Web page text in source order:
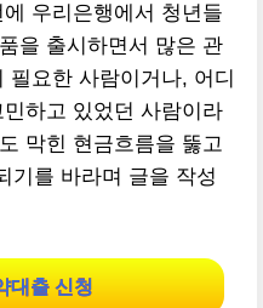
우리은행에서 청년들
을 출시하면서 많은 관
요한 사람이거나, 어디
하고 있었던 사람이라
막힌 현금흐름을 뚫고
기를 바라며 글을 작성
대출 신청